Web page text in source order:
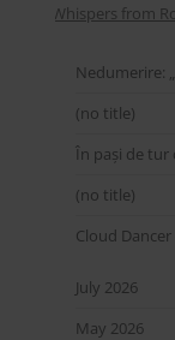
Whispers from
Nedumerire:
(no title)
În pași de tur
(no title)
Cloud
July 2026
May 2026